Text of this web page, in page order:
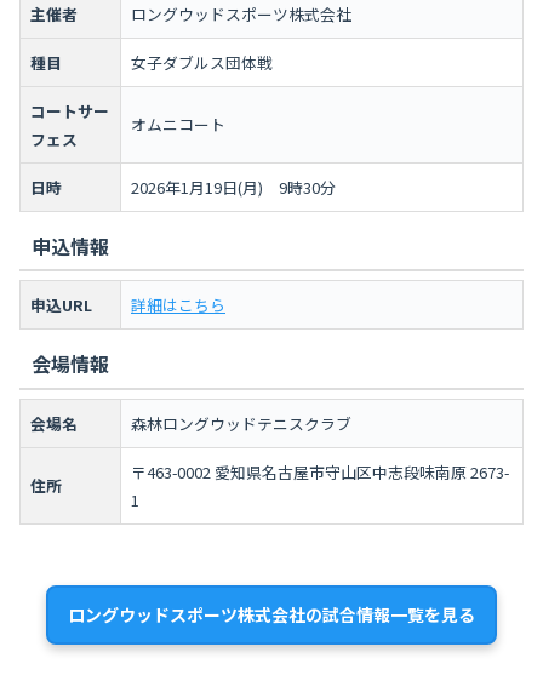
主催者 ロングウッドスポーツ株式会社
種目 女子ダブルス団体戦
コートサー
フェス
オムニコート
日時 2026年1月19日(月) 9時30分
申込情報
申込URL 詳細はこちら
会場情報
会場名 森林ロングウッドテニスクラブ
住所
〒463-0002 愛知県名古屋市守山区中志段味南原 2673-
1
ロングウッドスポーツ株式会社の試合情報一覧を見る